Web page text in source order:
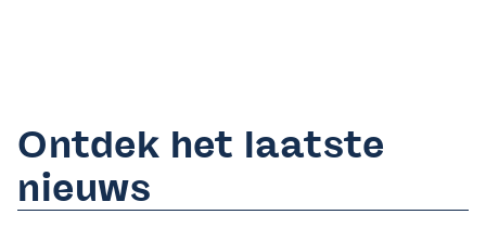
Ontdek het laatste
nieuws